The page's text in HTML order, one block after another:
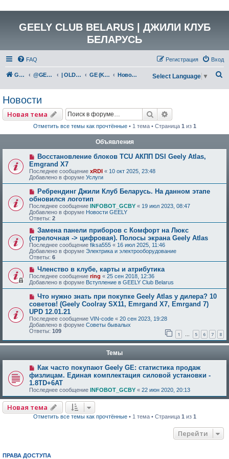
GEELY CLUB BELARUS | ДЖИЛИ КЛУБ
БЕЛАРУСЬ
FAQ Вход
Регистрация
GEELY Club Belarus @GEELYCLUBBY | OLD GEELY GE (KC-2) Новости Select Language ▼
Новости
Новая тема Поиск
Отметить все темы как прочтённые• 1 тема • Страница 1 из 1
Объявления
Восстановление блоков TCU АКПП DSI Geely Atlas,
Emgrand X7
Последнее сообщение xRDI « 10 окт 2025, 23:48
Добавлено в форуме Услуги
Ребрендинг Джили Клуб Беларусь. На данном этапе
обновился логотип
Последнее сообщение INFOBOT_GCBY « 19 июл 2023, 08:47
Добавлено в форуме Новости GEELY
Ответы: 2
Замена панели приборов с Комфорт на Люкс
(стрелочная -> цифровая). Полосы экрана Geely Atlas
Последнее сообщение fiksa555 « 16 июл 2025, 11:46
Добавлено в форуме Электрика и электрооборудование
Ответы: 6
Членство в клубе, карты и атрибутика
Последнее сообщение ring « 25 сен 2018, 12:36
Добавлено в форуме Вступление в GEELY Club Belarus
Что нужно знать при покупке Geely Atlas у дилера? 10
советов! (Geely Coolray SX11, Emrgand X7, Emrgand 7)
UPD 12.01.21
Последнее сообщение VIN-code « 20 сен 2023, 19:28
Добавлено в форуме Советы бывалых
Ответы: 109 1 … 5 6 7 8
Темы
Как часто покупают Geely GE: статистика продаж
физлицам. Eдиная комплектация силовой установки -
1.8TD+6AT
Последнее сообщение INFOBOT_GCBY « 22 июн 2020, 20:13
Новая тема
Отметить все темы как прочтённые• 1 тема • Страница 1 из 1
Перейти
ПРАВА ДОСТУПА